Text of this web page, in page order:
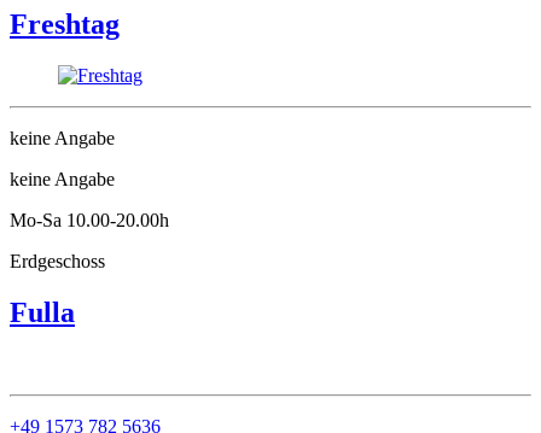
Freshtag
keine Angabe
keine Angabe
Mo-Sa 10.00-20.00h
Erdgeschoss
Fulla
+49 1573 782 5636